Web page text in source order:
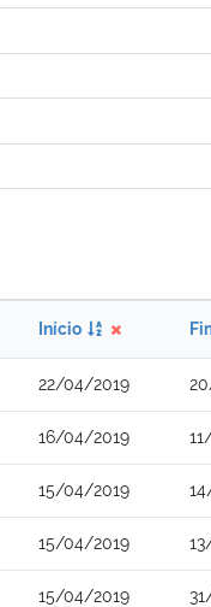
Início
22/04/2019
16/04/2019
15/04/2019
15/04/2019
15/04/2019